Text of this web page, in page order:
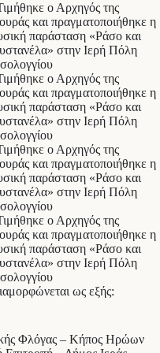
ως εξής:
Φλόγας – Κήπος Ηρώων